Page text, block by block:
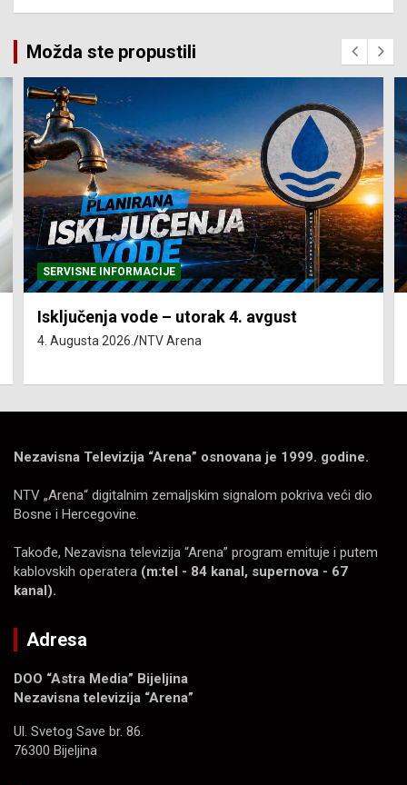
Možda ste propustili
SERVISNE INFORMACIJE
Isključenja vode – utorak 4. avgust
4. Augusta 2026. NTV Arena
Nezavisna Televizija “Arena” osnovana je 1999. godine.
NTV „Arena“ digitalnim zemaljskim signalom pokriva veći dio
Bosne i Hercegovine.
Takođe, Nezavisna televizija “Arena” program emituje i putem
kablovskih operatera (m:tel - 84 kanal, supernova - 67
kanal).
Adresa
DOO “Astra Media” Bijeljina
Nezavisna televizija “Arena”
Ul. Svetog Save br. 86.
76300 Bijeljina